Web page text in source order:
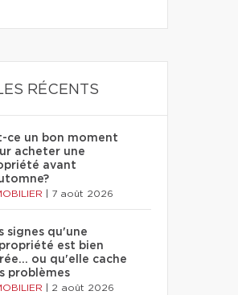
RÉCENTS
ce un bon moment
acheter une
avant
7 août 2026
signes qu'une
est bien
ou qu'elle cache
problèmes
2 août 2026